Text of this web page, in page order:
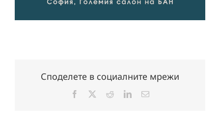
Споделете в социалните мрежи
Facebook RedditLinkedInЕлектронна